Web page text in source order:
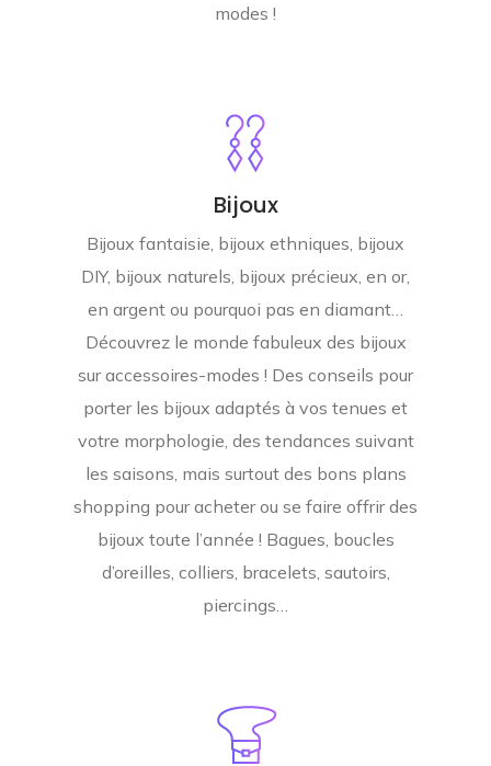
modes !
Bijoux
Bijoux fantaisie, bijoux ethniques, bijoux
DIY, bijoux naturels, bijoux précieux, en or,
en argent ou pourquoi pas en diamant…
Découvrez le monde fabuleux des bijoux
sur accessoires-modes ! Des conseils pour
porter les bijoux adaptés à vos tenues et
votre morphologie, des tendances suivant
les saisons, mais surtout des bons plans
shopping pour acheter ou se faire offrir des
bijoux toute l’année ! Bagues, boucles
d’oreilles, colliers, bracelets, sautoirs,
piercings…